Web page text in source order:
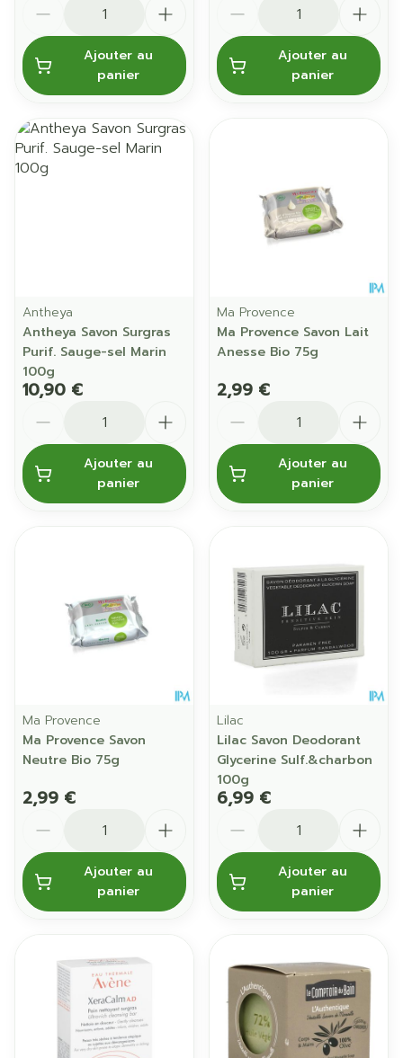
Ajouter au
panier
Ajouter au
panier
Antheya
Antheya Savon Surgras
Purif. Sauge-sel Marin
100g
10,90 €
Ajouter au
panier
Ma Provence
Ma Provence Savon Lait
Anesse Bio 75g
2,99 €
Ajouter au
panier
Ma Provence
Ma Provence Savon
Neutre Bio 75g
2,99 €
Ajouter au
panier
Lilac
Lilac Savon Deodorant
Glycerine Sulf.&charbon
100g
6,99 €
Ajouter au
panier